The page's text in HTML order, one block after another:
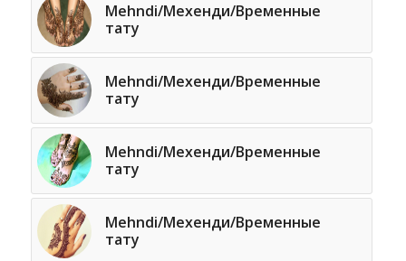
Mehndi/Мехенди/Временные
тату
Mehndi/Мехенди/Временные
тату
Mehndi/Мехенди/Временные
тату
Mehndi/Мехенди/Временные
тату